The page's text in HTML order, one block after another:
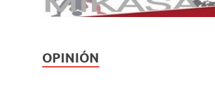
OPINIÓN